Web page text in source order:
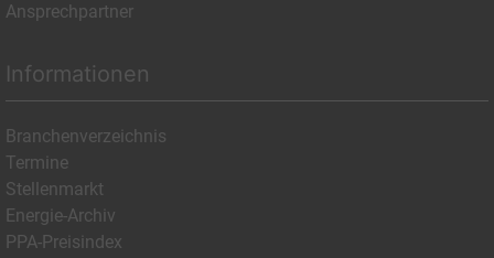
Ansprechpartner
Informationen
Branchenverzeichnis
Termine
Stellenmarkt
Energie-Archiv
PPA-Preisindex